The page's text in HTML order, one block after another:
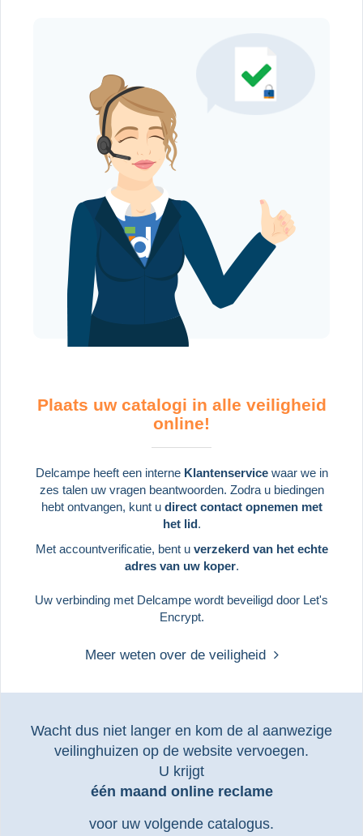
Plaats uw catalogi in alle veiligheid
online!
Delcampe heeft een interne Klantenservicewaar we in
zes talen uw vragen beantwoorden. Zodra u biedingen
hebt ontvangen, kunt u direct contact opnemen met
het lid.
Met accountverificatie, bent u verzekerd van het echte
adres van uw koper.
Uw verbinding met Delcampe wordt beveiligd door Let's
Encrypt.
Meer weten over de veiligheid
Wacht dus niet langer en kom de al aanwezige
veilinghuizen op de website vervoegen.
U krijgt
één maand online reclame
voor uw volgende catalogus.